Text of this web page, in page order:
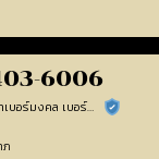
6006
อภิญญาเบอร์มงคล เบอร์สวยเลขศาสตร์ ร้านยืนยันแล้ว
ภ